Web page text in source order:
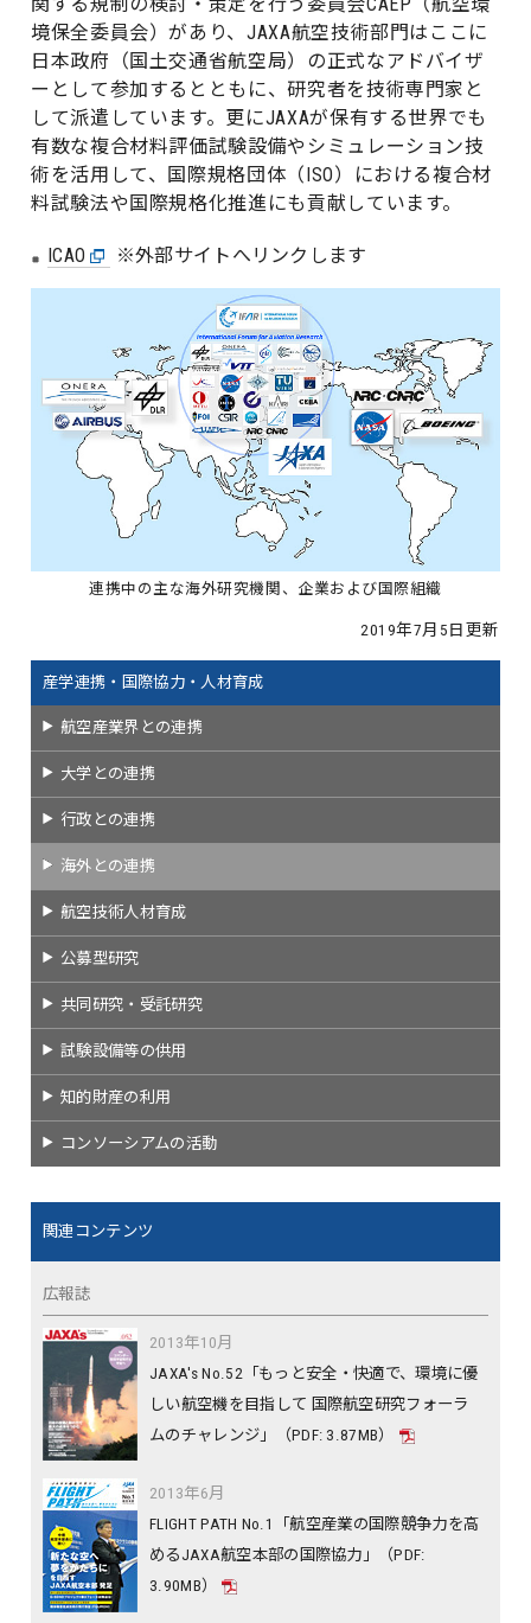
境保全委員会）があり、JAXA航空技術部門はここに
日本政府（国土交通省航空局）の正式なアドバイザ
ーとして参加するとともに、研究者を技術専門家と
して派遣しています。更にJAXAが保有する世界でも
有数な複合材料評価試験設備やシミュレーション技
術を活用して、国際規格団体（ISO）における複合材
料試験法や国際規格化推進にも貢献しています。
ICAO ※外部サイトへリンクします
連携中の主な海外研究機関、企業および国際組織
2019年7月5日更新
産学連携・国際協力・人材育成
航空産業界との連携
大学との連携
行政との連携
海外との連携
航空技術人材育成
公募型研究
共同研究・受託研究
試験設備等の供用
知的財産の利用
コンソーシアムの活動
関連コンテンツ
広報誌
2013年10月
JAXA's No.52「もっと安全・快適で、環境に優
しい航空機を目指して 国際航空研究フォーラ
ムのチャレンジ」（PDF: 3.87MB）
2013年6月
FLIGHT PATH No.1「航空産業の国際競争力を高
めるJAXA航空本部の国際協力」（PDF:
3.90MB）